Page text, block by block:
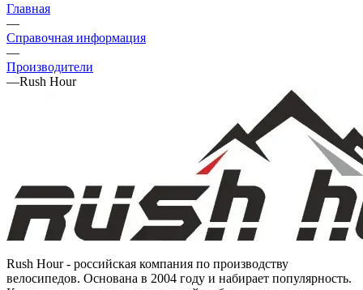
Главная
—
Справочная информация
—
Производители
—Rush Hour
Rush Hour - российская компания по производству
велосипедов. Основана в 2004 году и набирает популярность.